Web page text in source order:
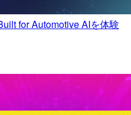
for Automotive AIを体験